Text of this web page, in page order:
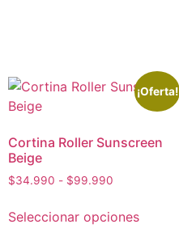
¡Oferta!
Cortina Roller Sunscreen
Beige
$34.990 - $99.990
Seleccionar opciones